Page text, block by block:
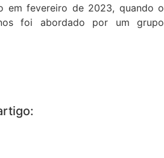
em fevereiro de 2023, quando o
foi abordado por um grupo